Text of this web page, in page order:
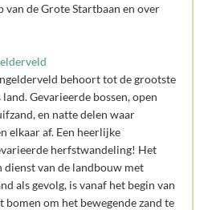
de Grote Startbaan en over
behoort tot de grootste
Gevarieerde bossen, open
en natte delen waar
elkaar af. Een heerlijke
herfstwandeling! Het
dienst van de landbouw met
als gevolg, is vanaf het begin van
bomen om het bewegende zand te